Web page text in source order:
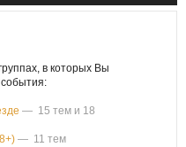
в которых Вы
— 15 тем и 18
— 11 тем